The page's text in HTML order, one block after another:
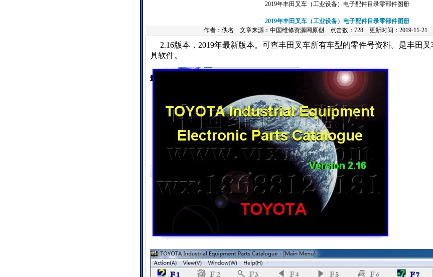
2019年丰田叉车（工业设备）电子配件目录零部件图册
2019年丰田叉车（工业设备）电子配件目录零部件图册
作者：佚名 文章来源：中国维修资源网原创 点击数： 728 更新时间：2019-11-21
2.16版本，2019年最新版本。可查丰田叉车所有车型的零件号资料。是丰田
具软件。